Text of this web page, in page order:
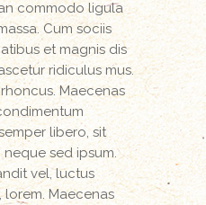
commodo ligula
Cum sociis
et magnis dis
ridiculus mus.
Maecenas
libero, sit
sed ipsum.
vel, luctus
lorem. Maecenas